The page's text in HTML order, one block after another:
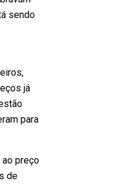
sendo
já
para
ao preço
de